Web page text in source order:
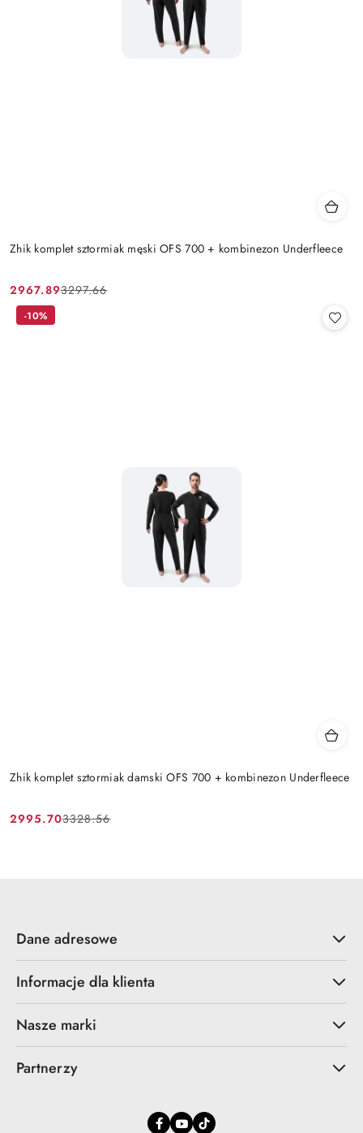
Zhik komplet sztormiak męski OFS 700 + kombinezon Underfleece
Cena
promocyjna:
2967.89
Cena
przed
3297.66
Zhik komplet sztormiak damski OFS 700 + kombinezon Underfleece
Cena
2995.70
Cena
3328.56
-10%
Dane adresowe
Informacje dla klienta
Nasze marki
Partnerzy